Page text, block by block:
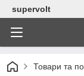
supervolt
Товари та